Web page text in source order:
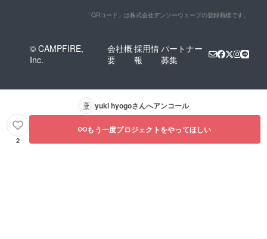
「QRコード」は株式会社デンソーウェーブの登録商標です。
© CAMPFIRE,
Inc.
会社概
要
採用情
報
パートナー
募集
yuki hyogoさんへアンコール
2
もう一度プロジェクトをやってほしい